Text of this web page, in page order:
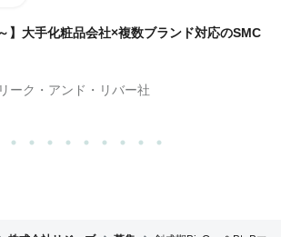
】大手化粧品会社×複数ブランド対応のSMC
ーク・アンド・リバー社